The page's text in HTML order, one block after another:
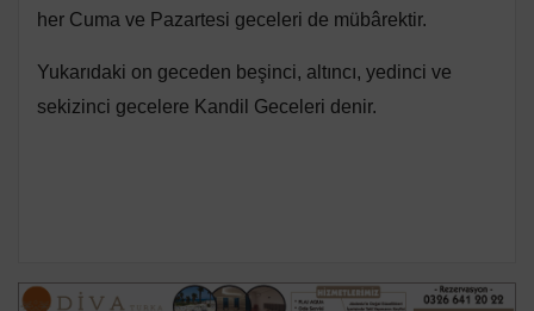
her Cuma ve Pazartesi geceleri de mübârektir.
Yukarıdaki on geceden beşinci, altıncı, yedinci ve
sekizinci gecelere Kandil Geceleri denir.